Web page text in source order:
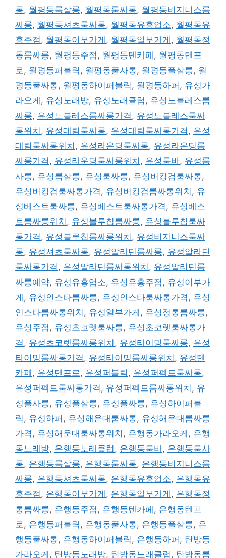
롱, 월평동룸살롱, 월평동룸싸롱, 월평동비지니스룸
싸롱, 월평동셔츠룸싸롱, 월평동유흥업소, 월평동유
흥주점 , 월평동이부가게 , 월평동일부가게 , 월평동정
통룸싸롱, 월평동주점 , 월평동텐카페 , 월평동텐프
로 , 월평동퍼블릭 , 월평동풀사롱, 월평동풀살롱, 월
평동풀싸롱, 월평동하이퍼블릭 , 월평동하퍼 , 유성가
라오케 , 유성노래방, 유성노래클럽 , 유성노블레스룸
싸롱, 유성노블레스룸싸롱가격 , 유성노블레스룸싸
롱위치 , 유성대림룸싸롱, 유성대림룸싸롱가격 , 유성
대림룸싸롱위치 , 유성라운딩룸싸롱, 유성라운딩룸
싸롱가격 , 유성라운딩룸싸롱위치 , 유성룸바, 유성룸
사롱, 유성룸살롱, 유성룸싸롱, 유성버킹검룸싸롱,
유성버킹검룸싸롱가격 , 유성버킹검룸싸롱위치 , 유
성베스트룸싸롱, 유성베스트룸싸롱가격 , 유성베스
트룸싸롱위치 , 유성블루칩룸싸롱, 유성블루칩룸싸
롱가격 , 유성블루칩룸싸롱위치 , 유성비지니스룸싸
롱, 유성셔츠룸싸롱, 유성알라딘룸싸롱, 유성알라딘
룸싸롱가격 , 유성알라딘룸싸롱위치 , 유성알리딘룸
싸롱예약, 유성유흥업소, 유성유흥주점 , 유성이부가
게 , 유성인스타룸싸롱, 유성인스타룸싸롱가격 , 유성
인스타룸싸롱위치 , 유성일부가게 , 유성정통룸싸롱,
유성주점 , 유성초코렛룸싸롱, 유성초코렛룸싸롱가
격 , 유성초코렛룸싸롱위치 , 유성타이밍룸싸롱, 유성
타이밍룸싸롱가격 , 유성타이밍룸싸롱위치 , 유성텐
카페 , 유성텐프로 , 유성퍼블릭 , 유성퍼펙트룸싸롱,
유성퍼펙트룸싸롱가격 , 유성퍼펙트룸싸롱위치 , 유
성풀사롱, 유성풀살롱, 유성풀싸롱, 유성하이퍼블
릭 , 유성하퍼 , 유성해운대룸싸롱, 유성해운대룸싸롱
가격 , 유성해운대룸싸롱위치 , 은행동가라오케 , 은행
동노래방, 은행동노래클럽 , 은행동룸바, 은행동룸사
롱, 은행동룸살롱, 은행동룸싸롱, 은행동비지니스룸
싸롱, 은행동셔츠룸싸롱, 은행동유흥업소, 은행동유
흥주점 , 은행동이부가게 , 은행동일부가게 , 은행동정
통룸싸롱, 은행동주점 , 은행동텐카페 , 은행동텐프
로 , 은행동퍼블릭 , 은행동풀사롱, 은행동풀살롱, 은
행동풀싸롱, 은행동하이퍼블릭 , 은행동하퍼 , 탄방동
가라오케 , 탄방동노래방, 탄방동노래클럽 , 탄방동룸